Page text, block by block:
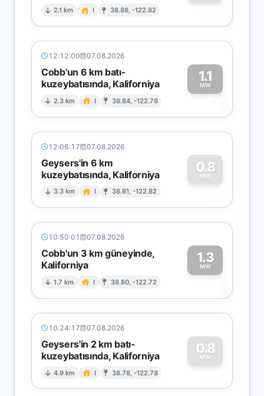
2.1 km I 38.86, -122.82 0
12:12:00 07.08.2026
Cobb'un 6 km batı-
kuzeybatısında, Kaliforniya
2.3 km I 38.84, -122.78
1.1
MW1
12:06:17 07.08.2026
Geysers'in 6 km
kuzeybatısında, Kaliforniya
3.3 km I 38.81, -122.82
0.8
MW
0
10:50:01 07.08.2026
Cobb'un 3 km güneyinde,
Kaliforniya
1.7 km I 38.80, -122.72
1.3
MW1
10:24:17 07.08.2026
Geysers'in 2 km batı-
kuzeybatısında, Kaliforniya
4.9 km I 38.78, -122.78
0.8
MW
0